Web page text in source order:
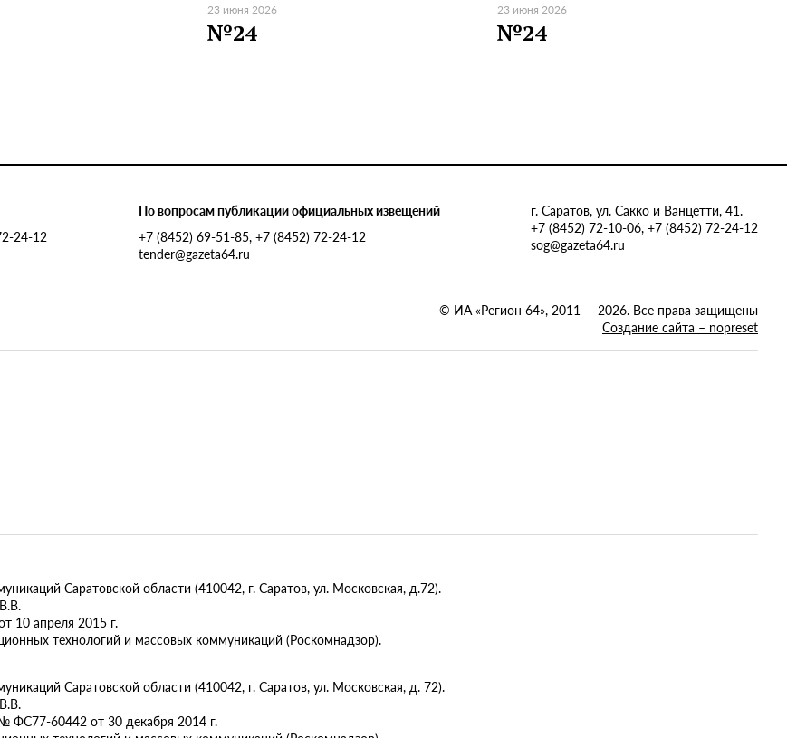
23 июня 2026
№24
23 июня 2026
№24
24-12
По вопросам публикации официальных извещений
+7 (8452) 69-51-85, +7 (8452) 72-24-12
tender@gazeta64.ru
г. Саратов, ул. Сакко и Ванцетти, 41.
+7 (8452) 72-10-06, +7 (8452) 72-24-12
sog@gazeta64.ru
© ИА «Регион 64», 2011 — 2026. Все права защищены
Создание сайта – nopreset
Саратовской области (410042, г. Саратов, ул. Московская, д.72).
10 апреля 2015 г.
технологий и массовых коммуникаций (Роскомнадзор).
Саратовской области (410042, г. Саратов, ул. Московская, д. 72).
ФС77-60442 от 30 декабря 2014 г.